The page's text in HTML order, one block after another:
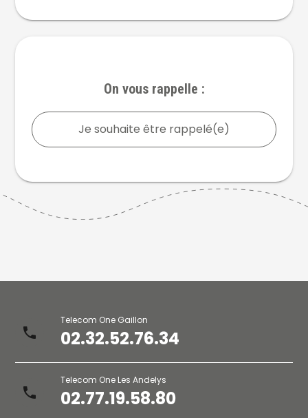
On vous rappelle :
Je souhaite être rappelé(e)
phone
Telecom One Gaillon
02.32.52.76.34
phone
Telecom One Les Andelys
02.77.19.58.80